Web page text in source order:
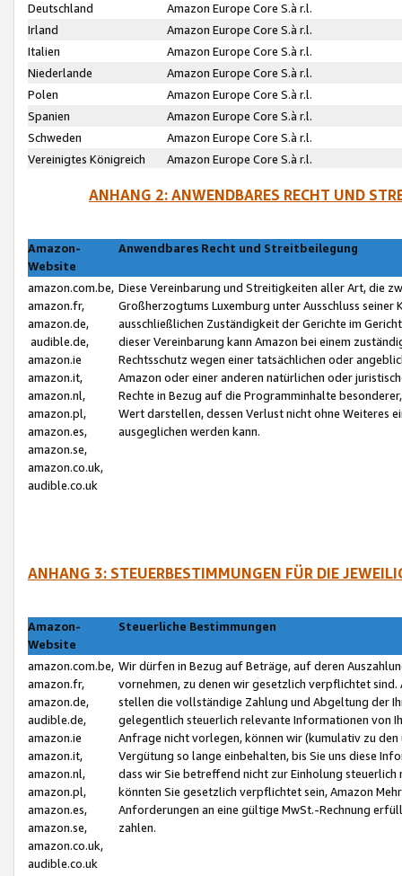
Deutschland
Amazon Europe Core S.à r.l.
Irland
Amazon Europe Core S.à r.l.
Italien
Amazon Europe Core S.à r.l.
Niederlande
Amazon Europe Core S.à r.l.
Polen
Amazon Europe Core S.à r.l.
Spanien
Amazon Europe Core S.à r.l.
Schweden
Amazon Europe Core S.à r.l.
Vereinigtes Königreich
Amazon Europe Core S.à r.l.
ANHANG 2: ANWENDBARES RECHT UND
Amazon-
Website
Anwendbares Recht und Streitbeilegung
amazon.com.be,
amazon.fr,
amazon.de,
audible.de,
amazon.ie
amazon.it,
amazon.nl,
amazon.pl,
amazon.es,
amazon.se,
amazon.co.uk,
audible.co.uk
Diese Vereinbarung und Streitigkeiten aller Art, die
Großherzogtums Luxemburg unter Ausschluss
ausschließlichen Zuständigkeit der Gerichte im
dieser Vereinbarung kann Amazon bei einem
Rechtsschutz wegen einer tatsächlichen oder
Amazon oder einer anderen natürlichen oder
Rechte in Bezug auf die Programminhalte
Wert darstellen, dessen Verlust nicht ohne Weiteres
ausgeglichen werden kann.
ANHANG 3: STEUERBESTIMMUNGEN FÜR DIE
Amazon-
Website
Steuerliche Bestimmungen
amazon.com.be,
amazon.fr,
amazon.de,
audible.de,
amazon.ie
amazon.it,
amazon.nl,
amazon.pl,
amazon.es,
amazon.se,
amazon.co.uk,
audible.co.uk
Wir dürfen in Bezug auf Beträge, auf deren
vornehmen, zu denen wir gesetzlich verpflichtet
stellen die vollständige Zahlung und Abgeltung der
gelegentlich steuerlich relevante Informationen von
Anfrage nicht vorlegen, können wir (kumulativ zu
Vergütung so lange einbehalten, bis Sie uns diese
dass wir Sie betreffend nicht zur Einholung
könnten Sie gesetzlich verpflichtet sein, Amazon
Anforderungen an eine gültige MwSt.-Rechnung
zahlen.